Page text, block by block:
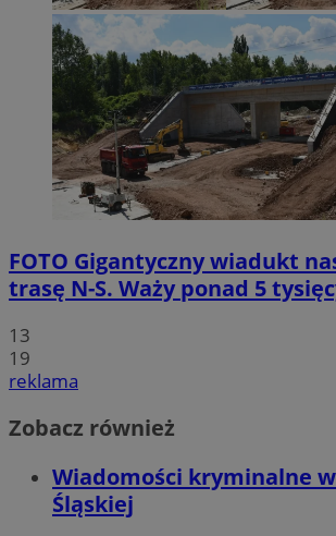
FOTO Gigantyczny wiadukt
trasę N-S. Waży ponad 5
13
19
reklama
Zobacz również
Wiadomości kryminalne
Śląskiej